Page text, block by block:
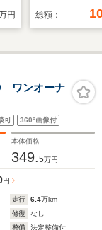
ス
イ
円
ETC 前側ド
総額：
ワンオーナ
可 360°画像付
本体価格
349.5万円
円
走行 6.4万km
修復
なし
整備 法定整備付